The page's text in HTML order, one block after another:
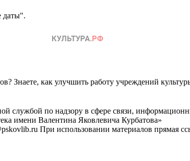
даты".
Знаете, как улучшить работу учреждений
по надзору в сфере связи,
имени Валентина Яковлевича Курбатова»
При использовании материалов прямая